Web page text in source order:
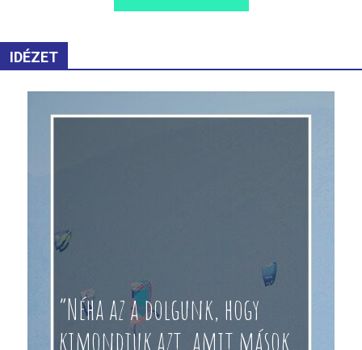
IDÉZET
“Néha az a dolgunk, hogy
kimondjuk azt, amit mások